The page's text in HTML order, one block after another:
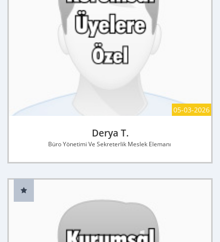
05-03-2026
Derya T.
Büro Yönetimi Ve Sekreterlik Meslek Elemanı